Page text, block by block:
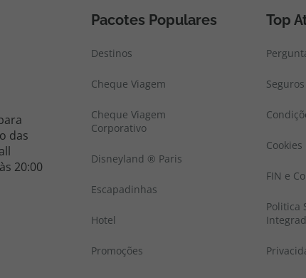
das
20:00
Pacotes Populares
Destinos
Cheque Viagem
Cheque Viagem
Corporativo
Disneyland ® Paris
Escapadinhas
Hotel
Promoções
Top
Cookies
FIN e
Politica